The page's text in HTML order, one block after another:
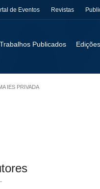
de Eventos Revistas
Trabalhos Publicados Edições
IES PRIVADA